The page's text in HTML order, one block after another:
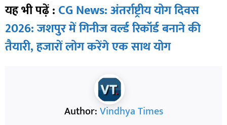
यह भी पढ़ें : CG News: अंतर्राष्ट्रीय योग दिवस
2026: जशपुर में गिनीज वर्ल्ड रिकॉर्ड बनाने की
तैयारी, हजारों लोग करेंगे एक साथ योग
Author:Vindhya Times